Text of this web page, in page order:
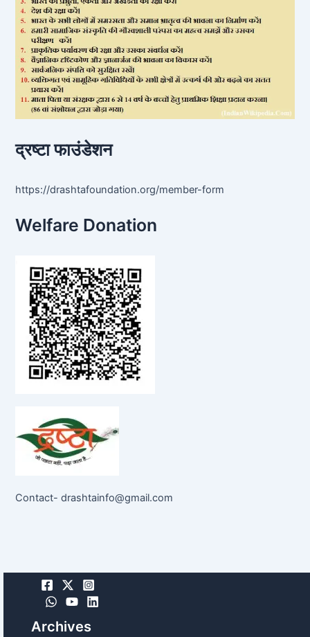
द्रष्टा फाउंडेशन
https://drashtafoundation.org/member-form
Welfare Donation
Contact- drashtainfo@gmail.com
Archives